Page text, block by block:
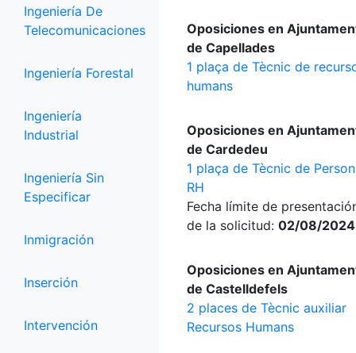
Ingeniería De
Telecomunicaciones
Ingeniería Forestal
Ingeniería
Industrial
Ingeniería Sin
Especificar
Inmigración
Inserción
Intervención
Oposiciones en
de Capellades
1 plaça de Tècnic de
humans
Oposiciones en
de Cardedeu
1 plaça de Tècnic de
RH
Fecha límite de
de la solicitud: 02/08/2024
Oposiciones en
de Castelldefels
2 places de Tècnic auxiliar
Recursos Humans